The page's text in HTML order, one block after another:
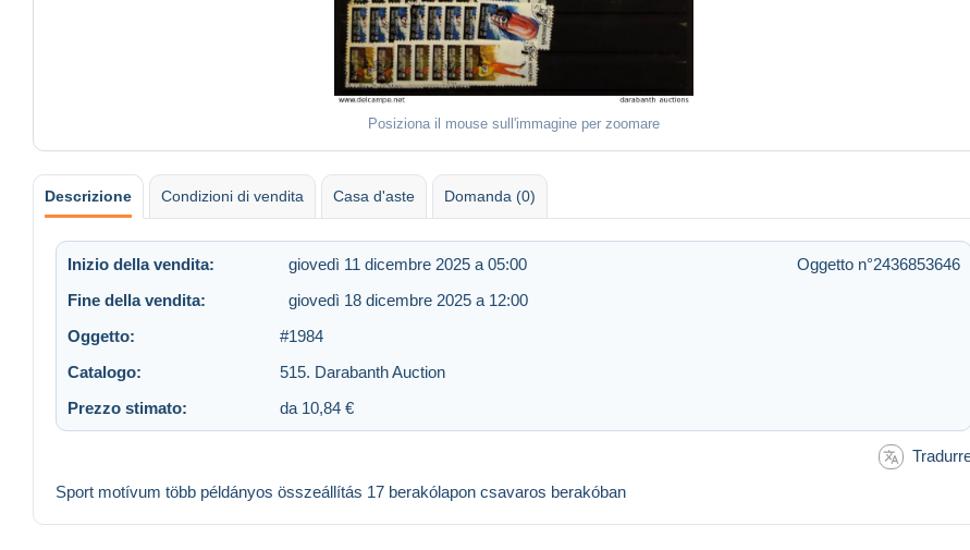
Posiziona il mouse sull'immagine per zoomare
Descrizione Condizioni di vendita Casa d'aste Domanda (0)
Inizio della vendita: giovedì 11 dicembre 2025 a 05:00
Oggetto n°2436853646
Fine della vendita:
giovedì 18 dicembre 2025 a 12:00
Oggetto:
#1984
Catalogo:
515. Darabanth Auction
Prezzo stimato:
da 10,84 €
Sport motívum több példányos összeállítás 17 berakólapon csavaros berakóban